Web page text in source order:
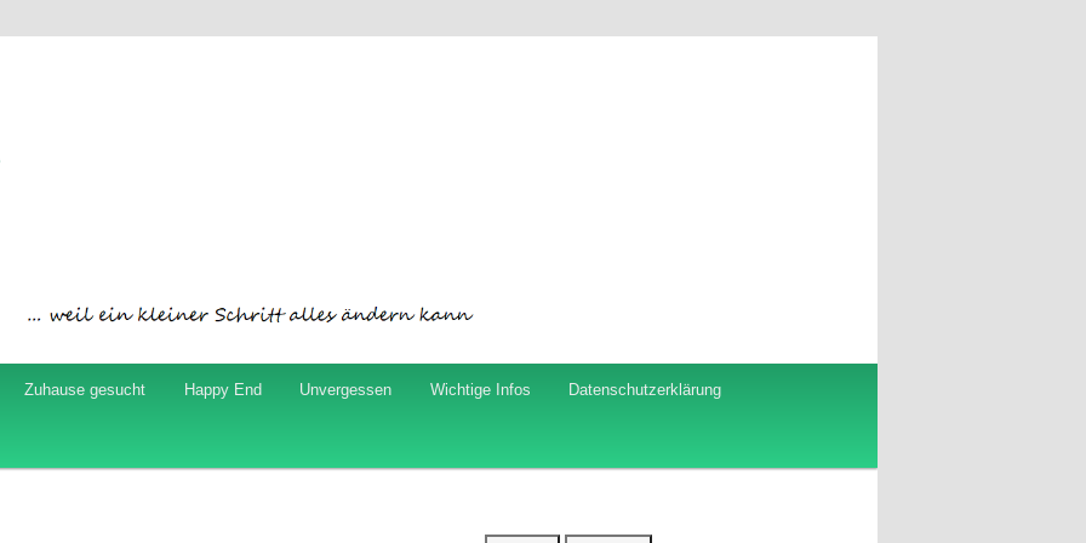
Zuhause gesucht Happy End Unvergessen Wichtige Infos Datenschutzerklärung